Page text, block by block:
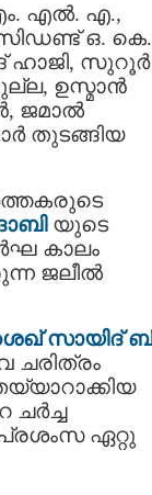
എൽ. എ.,
ഒ. കെ.
ഹാജി, സുറൂർ
ഉസ്മാൻ
ജമാൽ
തുടങ്ങിയ
യുടെ
കാലം
ജലീൽ
സായിദ്‌
ചരിത്രം
ഏറ്റു